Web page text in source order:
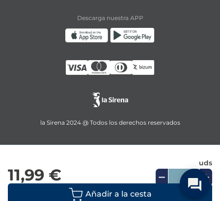
11,99 €
uds
Añadir a la cesta
Descarga nuestra APP
la Sirena 2024 @ Todos los derechos reservados